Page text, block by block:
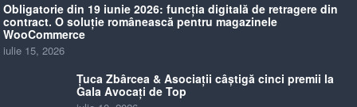
Obligatorie din 19 iunie 2026: funcția digitală de retragere din
contract. O soluție românească pentru magazinele
WooCommerce
iulie 15, 2026
Țuca Zbârcea & Asociații câștigă cinci premii la
Gala Avocați de Top